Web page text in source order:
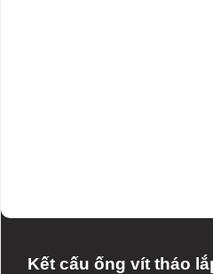
Kết cấu ống vít tháo